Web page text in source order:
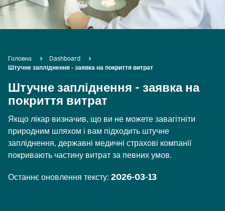
Breadcrumb
Головна
Dashboard
Штучне запліднення - заявка на покриття витрат
Штучне запліднення - заявка на
покриття витрат
Якщо лікар визначив, що ви не можете завагітніти
природним шляхом і вам підходить штучне
запліднення, державні медичні страхові компанії
покривають частину витрат за певних умов.
Останнє оновлення тексту: 2026-03-13